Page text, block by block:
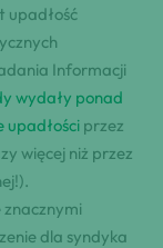
upadłość
Informacji
wydały ponad
upadłości przez
więcej niż przez
znacznymi
dla syndyka